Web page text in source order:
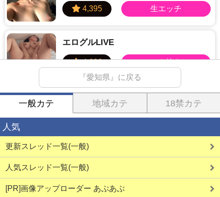
エログルLIVE
学生とヤレる
ママ活SEX
『愛知県』に戻る
一般カテ 地域カテ 18禁カテ
人気
更新スレッド一覧(一般)
人気スレッド一覧(一般)
[PR]画像アップローダー あぷあぷ